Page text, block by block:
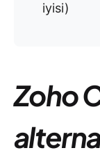
iyisi)
Zoho